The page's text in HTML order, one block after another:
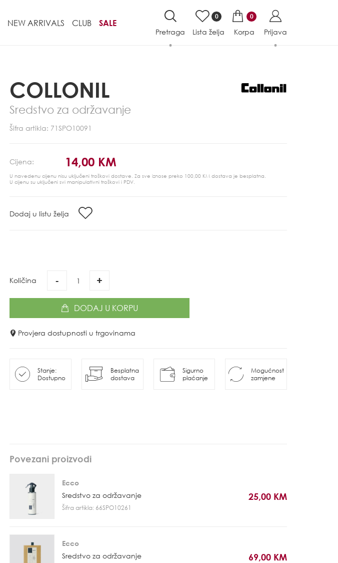
NEW ARRIVALS CLUB SALE
Pretraga
0
Lista želja
0
Korpa Prijava
COLLONIL
Sredstvo za održavanje
Šifra artikla: 71SPO10091
Cijena: 14,00 KM
U navedenu cijenu nisu uključeni troškovi dostave. Za sve iznose preko 100,00 KM dostava je besplatna.
U cijenu su uključeni svi manipulativni troškovi i PDV.
Dodaj u listu želja
Količina - +
DODAJ U KORPU
Provjera dostupnosti u trgovinama
Stanje:
Dostupno
Besplatna
dostava
Sigurno
plaćanje
Mogućnost
zamjene
Povezani proizvodi
Ecco
Sredstvo za održavanje
Šifra artikla: 66SPO10261
25,00 KM
Ecco
Sredstvo za održavanje
69,00 KM